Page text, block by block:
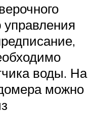
управления
воды. На
можно